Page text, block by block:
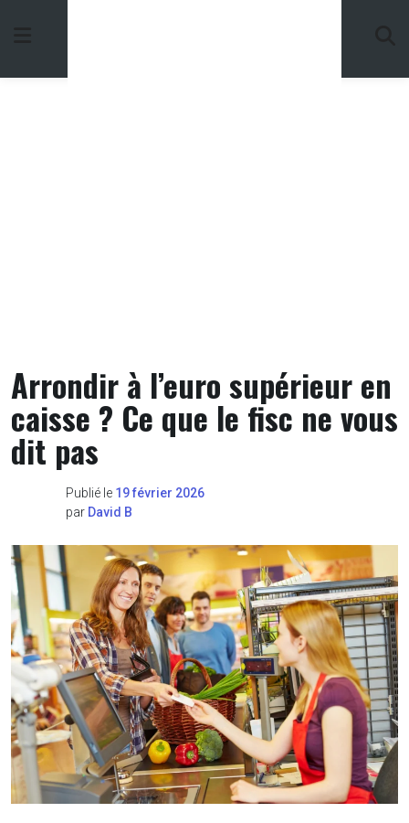
Arrondir à l’euro supérieur en
caisse ? Ce que le fisc ne vous
dit pas
Publié le 19 février 2026
par David B